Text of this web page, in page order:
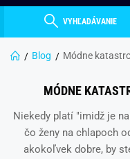
VYHĽADÁVANIE
Blog Módne
MÓDNE
Niekedy platí "imidž je
čo ženy na chlapoch
akokoľvek dobre, by